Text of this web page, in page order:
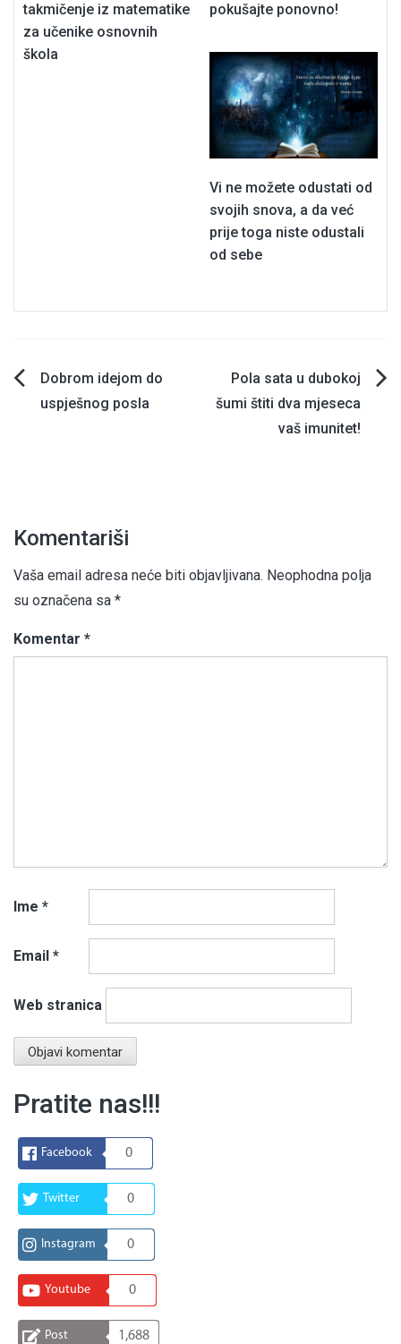
takmičenje iz matematike
za učenike osnovnih
škola
pokušajte ponovno!
Vi ne možete odustati od
svojih snova, a da već
prije toga niste odustali
od sebe
Navigacija
Dobrom idejom do
uspješnog posla
Pola sata u dubokoj
šumi štiti dva mjeseca
vaš imunitet!
Komentariši
Vaša email adresa neće biti objavljivana. Neophodna polja
su označena sa *
Komentar *
Ime *
Email *
Web stranica
Pratite nas!!!
Facebook 0
Twitter 0
Instagram 0
Youtube 0
Post 1,688